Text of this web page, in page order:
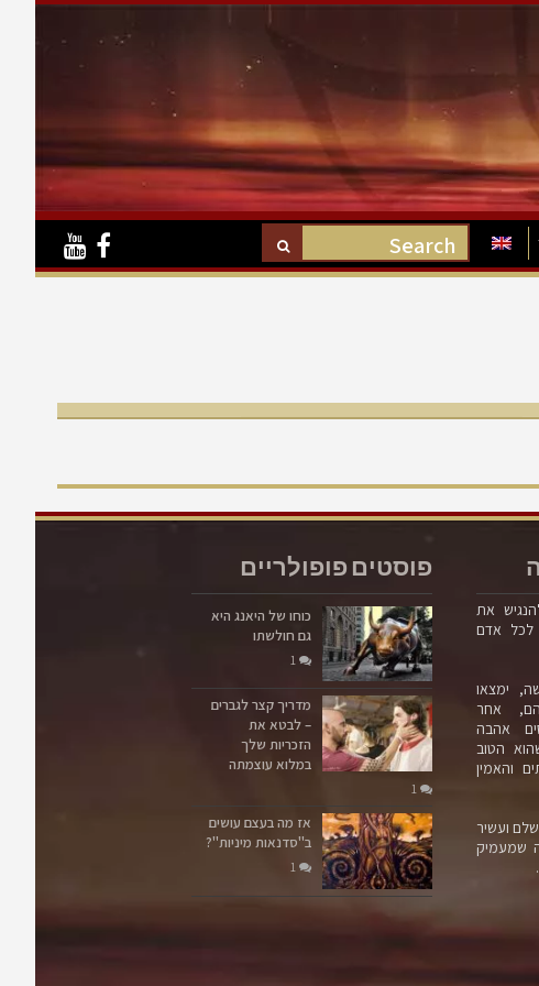
כוחו של היאנג היא גם חולשתו
היאנג מסמל את הכוח הנע קדימה, האקטיבי, החודר, המכוון
למטרות, הכובש, ממוקד, הלא משתנה, יש בו תמיד את ידיעה
המוחלטת , וודאות הבלתי ניתנת לשינוי ורק הוא קיים. אין ביאנג
הקשבה, אין בו אחרים, אין בו תזוזה הצידה, אין בו רכות או ויתור,
את
לכל אדם
ימצאו
אחר
אהבה
הטוב
והאמין
ועשיר
שמעמיק
פוסטים פופולריים
כוחו של היאנג היא
גם חולשתו
1
מדריך קצר לגברים
– לבטא את
הזכריות שלך
במלוא עוצמתה
1
אז מה בעצם עושים
ב"סדנאות מיניות"?
1